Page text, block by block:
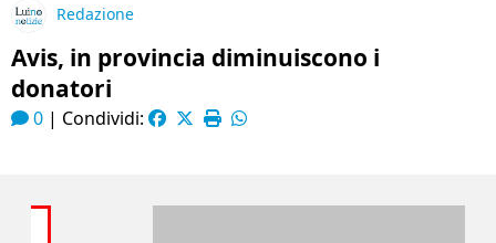
Redazione
Avis, in provincia diminuiscono i
donatori
0 | Condividi: